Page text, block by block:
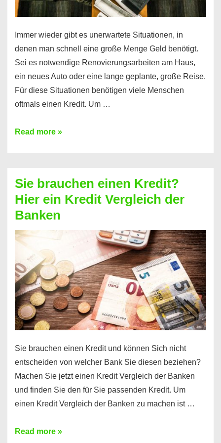
Immer wieder gibt es unerwartete Situationen, in
denen man schnell eine große Menge Geld benötigt.
Sei es notwendige Renovierungsarbeiten am Haus,
ein neues Auto oder eine lange geplante, große Reise.
Für diese Situationen benötigen viele Menschen
oftmals einen Kredit. Um …
Brauchen
Summe
Geld?
Hier
einen
10000
Euro
Kredit
finden
Read more »
Sie brauchen einen Kredit?
Hier ein Kredit Vergleich der
Banken
Sie brauchen einen Kredit und können Sich nicht
entscheiden von welcher Bank Sie diesen beziehen?
Machen Sie jetzt einen Kredit Vergleich der Banken
und finden Sie den für Sie passenden Kredit. Um
einen Kredit Vergleich der Banken zu machen ist …
Sie
Read more »